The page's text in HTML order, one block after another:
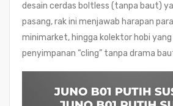
desain cerdas boltless (tanpa baut)
pasang, rak ini menjawab harapan
minimarket, hingga kolektor hobi yang
penyimpanan “cling” tanpa drama